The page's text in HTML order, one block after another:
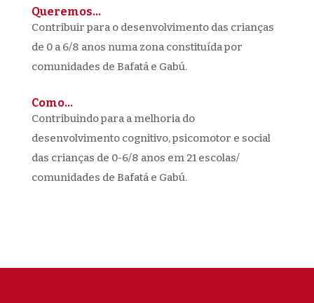
Queremos…
Contribuir para o desenvolvimento das crianças
de 0 a 6/8 anos numa zona constituída por
comunidades de Bafatá e Gabú.
Como…
Contribuindo para a melhoria do
desenvolvimento cognitivo, psicomotor e social
das crianças de 0-6/8 anos em 21 escolas/
comunidades de Bafatá e Gabú.